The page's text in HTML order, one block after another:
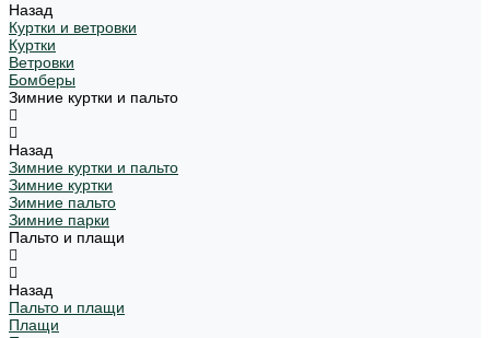
Назад
Куртки и ветровки
Куртки
Ветровки
Бомберы
Зимние куртки и пальто
Назад
Зимние куртки и пальто
Зимние куртки
Зимние пальто
Зимние парки
Пальто и плащи
Назад
Пальто и плащи
Плащи